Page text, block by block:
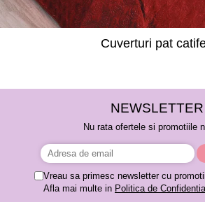
Cuverturi pat
NEWSLETTER
Nu rata ofertele si promotiile
Vreau sa primesc newsletter cu
Afla mai multe in Politica de